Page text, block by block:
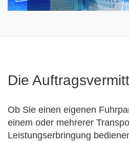
Die
Ob Sie einen eigenen
einem oder mehrerer
Leistungserbringung